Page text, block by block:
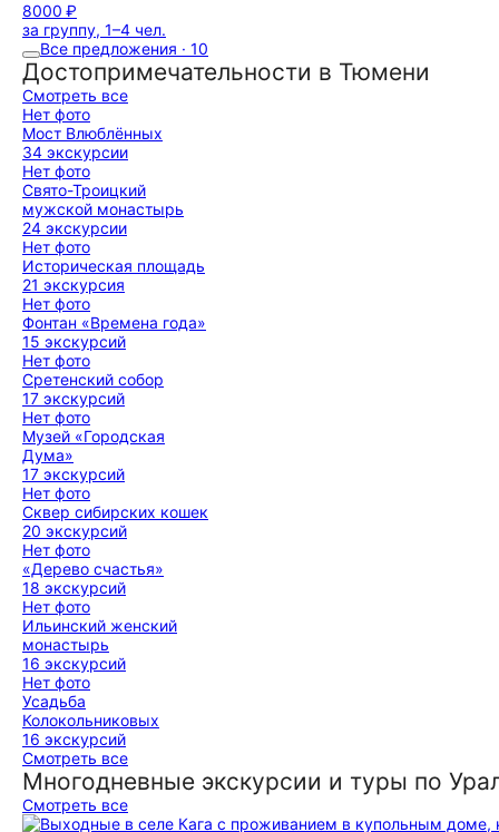
8000 ₽
за группу, 1–4 чел.
Все предложения · 10
Достопримечательности в Тюмени
Смотреть все
Нет фото
Мост Влюблённых
34 экскурсии
Нет фото
Свято-Троицкий
мужской монастырь
24 экскурсии
Нет фото
Историческая площадь
21 экскурсия
Нет фото
Фонтан «Времена года»
15 экскурсий
Нет фото
Сретенский собор
17 экскурсий
Нет фото
Музей «Городская
Дума»
17 экскурсий
Нет фото
Сквер сибирских кошек
20 экскурсий
Нет фото
«Дерево счастья»
18 экскурсий
Нет фото
Ильинский женский
монастырь
16 экскурсий
Нет фото
Усадьба
Колокольниковых
16 экскурсий
Смотреть все
Многодневные экскурсии и туры по
Смотреть все